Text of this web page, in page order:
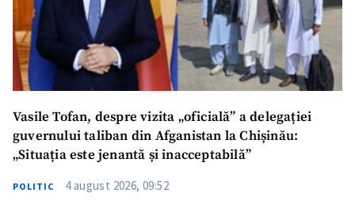
SUSȚINE
Vasile Tofan, despre vizita „oficială” a delegației
guvernului taliban din Afganistan la Chișinău:
„Situația este jenantă și inacceptabilă”
POLITIC 4 august 2026, 09:52